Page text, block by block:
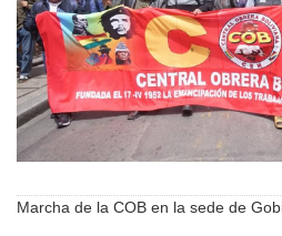
Marcha de la COB en la sede de